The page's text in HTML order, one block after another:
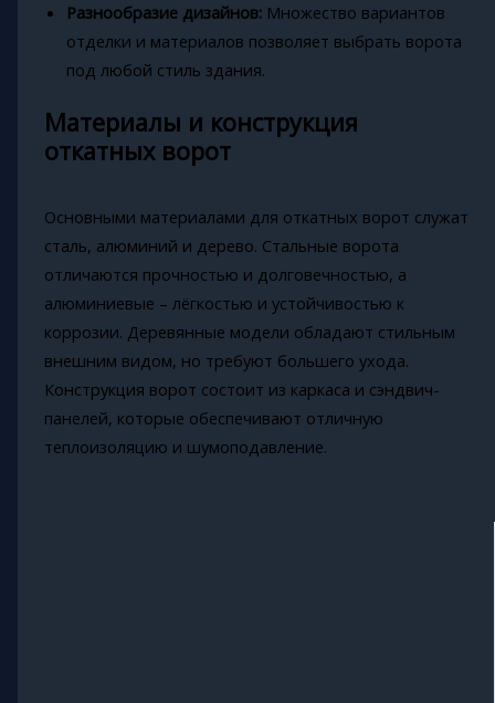
Разнообразие дизайнов:Множество вариантов
отделки и материалов позволяет выбрать ворота
под любой стиль здания.
Материалы и конструкция
откатных ворот
Основными материалами для откатных ворот служат
сталь, алюминий и дерево. Стальные ворота
отличаются прочностью и долговечностью, а
алюминиевые – лёгкостью и устойчивостью к
коррозии. Деревянные модели обладают стильным
внешним видом, но требуют большего ухода.
Конструкция ворот состоит из каркаса и сэндвич-
панелей, которые обеспечивают отличную
теплоизоляцию и шумоподавление.